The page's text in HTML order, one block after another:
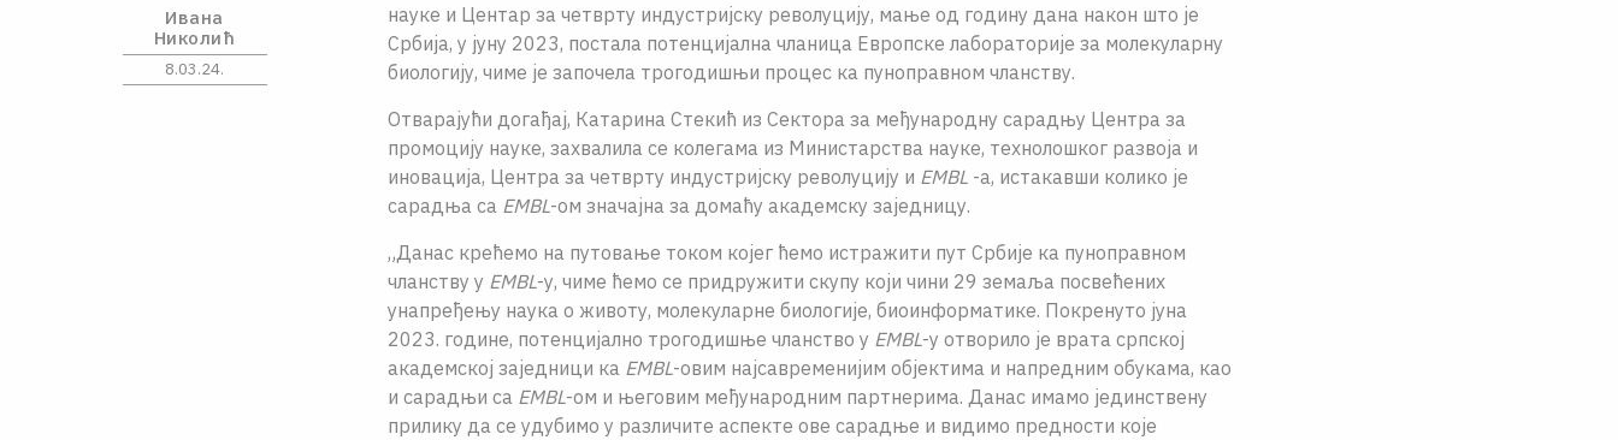
науке и Центар за четврту индустријску револуцију, мање од годину дана након што је
Србија, у јуну 2023, постала потенцијална чланица Европске лабораторије за молекуларну
биологију, чиме је започела трогодишњи процес ка пуноправном чланству.
Отварајући догађај, Катарина Стекић из Сектора за међународну сарадњу Центра за
промоцију науке, захвалила се колегама из Министарства науке, технолошког развоја и
иновација, Центра за четврту индустријску револуцију и EMBL -а, истакавши колико је
сарадња са EMBL-ом значајна за домаћу академску заједницу.
„Данас крећемо на путовање током којег ћемо истражити пут Србије ка пуноправном
чланству у EMBL-у, чиме ћемо се придружити скупу који чини 29 земаља посвећених
унапређењу наука о животу, молекуларне биологије, биоинформатике. Покренуто јуна
2023. године, потенцијално трогодишње чланство у EMBL-у отворило је врата српској
академској заједници ка EMBL-овим најсавременијим објектима и напредним обукама, као
и сарадњи са EMBL-ом и његовим међународним партнерима. Данас имамо јединствену
прилику да се удубимо у различите аспекте ове сарадње и видимо предности које
Ивана
Николић
8.03.24.